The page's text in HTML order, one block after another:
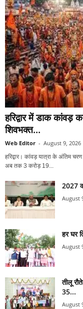
हरिद्वार में डाक
शिवभक्त...
Web Editor - August 9, 2026
हरिद्वार। कांवड़ यात्रा के अंतिम
अब तक 3 करोड़ 19...
2027
August
हर घर
August
तीलू
35...
August